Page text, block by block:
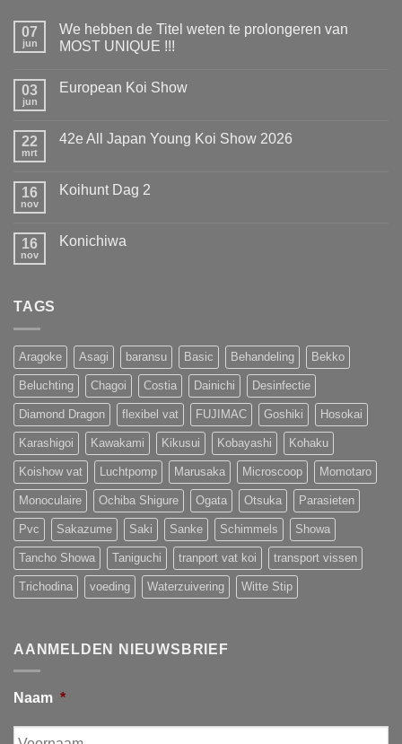
07
jun
We hebben de Titel weten te prolongeren van
MOST UNIQUE !!!
op
Titel
weten
MOST
03
jun
European Koi Show
European
22
mrt
42e All Japan Young Koi Show 2026
42e
Koi
16
nov
Koihunt Dag 2
Koihunt
16
nov
Konichiwa
TAGS
Aragoke Asagi baransu Basic Behandeling Bekko
Beluchting Chagoi Costia Dainichi Desinfectie
Diamond Dragon flexibel vat FUJIMAC Goshiki Hosokai
Karashigoi Kawakami Kikusui Kobayashi Kohaku
Koishow vat Luchtpomp Marusaka Microscoop Momotaro
Monoculaire Ochiba Shigure Ogata Otsuka Parasieten
Pvc Sakazume Saki Sanke Schimmels Showa
Tancho Showa Taniguchi tranport vat koi transport vissen
Trichodina voeding Waterzuivering Witte Stip
AANMELDEN NIEUWSBRIEF
Naam *